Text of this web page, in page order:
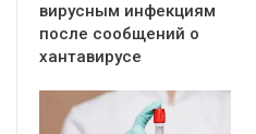
вирусным инфекциям
после сообщений о
хантавирусе